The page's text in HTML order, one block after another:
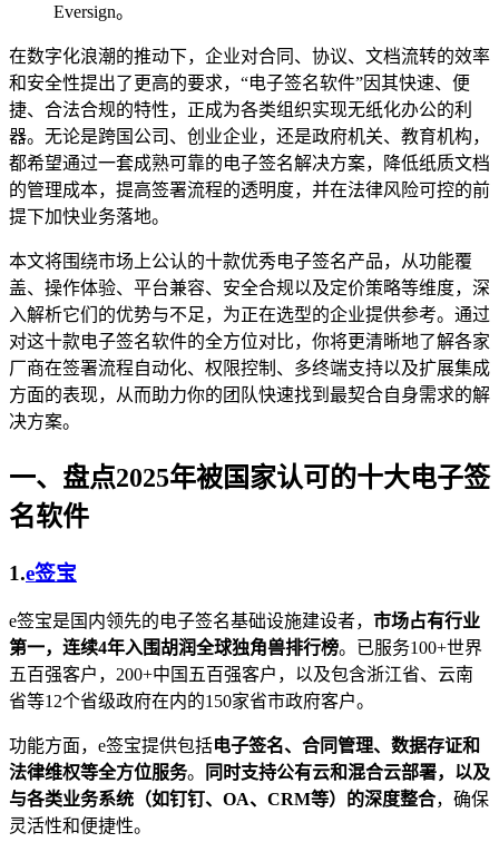
Eversign。
在数字化浪潮的推动下，企业对合同、协议、文档流转的效率
和安全性提出了更高的要求，“电子签名软件”因其快速、便
捷、合法合规的特性，正成为各类组织实现无纸化办公的利
器。无论是跨国公司、创业企业，还是政府机关、教育机构，
都希望通过一套成熟可靠的电子签名解决方案，降低纸质文档
的管理成本，提高签署流程的透明度，并在法律风险可控的前
提下加快业务落地。
本文将围绕市场上公认的十款优秀电子签名产品，从功能覆
盖、操作体验、平台兼容、安全合规以及定价策略等维度，深
入解析它们的优势与不足，为正在选型的企业提供参考。通过
对这十款电子签名软件的全方位对比，你将更清晰地了解各家
厂商在签署流程自动化、权限控制、多终端支持以及扩展集成
方面的表现，从而助力你的团队快速找到最契合自身需求的解
决方案。
一、盘点2025年被国家认可的十大电子签
名软件
1.e签宝
e签宝是国内领先的电子签名基础设施建设者， 市场占有行业
第一，连续4年入围胡润全球独角兽排行榜。已服务100+世界
五百强客户，200+中国五百强客户，以及包含浙江省、云南
省等12个省级政府在内的150家省市政府客户。
功能方面，e签宝提供包括电子签名、合同管理、数据存证和
法律维权等全方位服务。
同时支持公有云和混合云部署，以及
与各类业务系统（如钉钉、OA、CRM等）的深度整合，确保
灵活性和便捷性。